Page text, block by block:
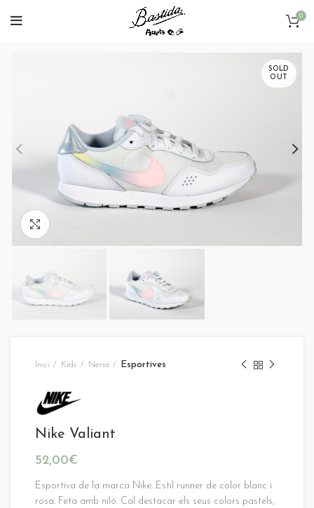
0
SOLD
OUT
Inici Kids Nena Esportives
Nike Valiant
52,00€
Esportiva de la marca Nike. Estil runner de color blanc i
rosa. Feta amb niló. Cal destacar els seus colors pastels,